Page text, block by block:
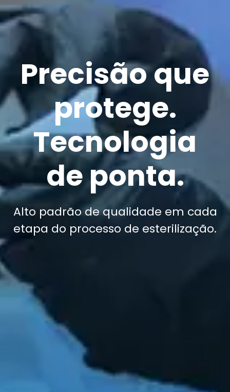
Precisão que
protege.
Tecnologia
de ponta.
Alto padrão de qualidade em cada
etapa do processo de esterilização.